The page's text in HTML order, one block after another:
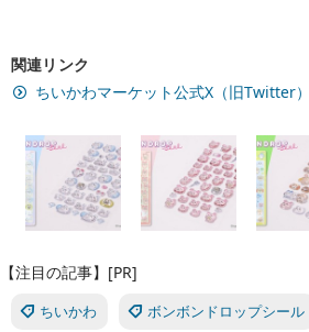
関連リンク
ちいかわマーケット公式X（旧Twitter）
【注目の記事】[PR]
ちいかわ ボンボンドロップシール